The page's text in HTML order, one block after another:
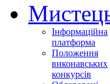
Інформаційна
платформа
Положення
виконавських
конкурсів